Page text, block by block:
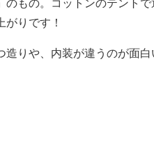
がりです！
造りや、内装が違うのが面